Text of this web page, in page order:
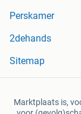
Perskamer
2dehands
Sitemap
Marktplaats is,